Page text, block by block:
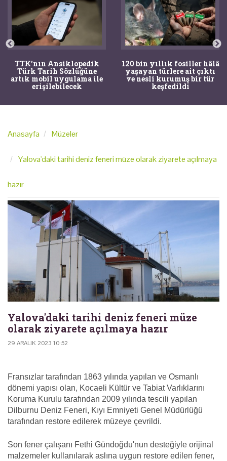
TTK'nın Ansiklopedik
Türk Tarih Sözlüğüne
artık mobil uygulama ile
erişilebilecek
120 bin yıllık fosiller hâlâ
yaşayan türlere ait çıktı
ve nesli kurumuş bir tür
keşfedildi
Anasayfa Müzeler
Yalova'daki tarihi deniz feneri müze olarak ziyarete açılmaya
hazır
Yalova'daki tarihi deniz feneri müze
olarak ziyarete açılmaya hazır
29 ARALIK 2023 10:52
Fransızlar tarafından 1863 yılında yapılan ve Osmanlı
dönemi yapısı olan, Kocaeli Kültür ve Tabiat Varlıklarını
Koruma Kurulu tarafından 2009 yılında tescili yapılan
Dilburnu Deniz Feneri, Kıyı Emniyeti Genel Müdürlüğü
tarafından restore edilerek müzeye çevrildi.
Son fener çalışanı Fethi Gündoğdu'nun desteğiyle orijinal
malzemeler kullanılarak aslına uygun restore edilen fener,